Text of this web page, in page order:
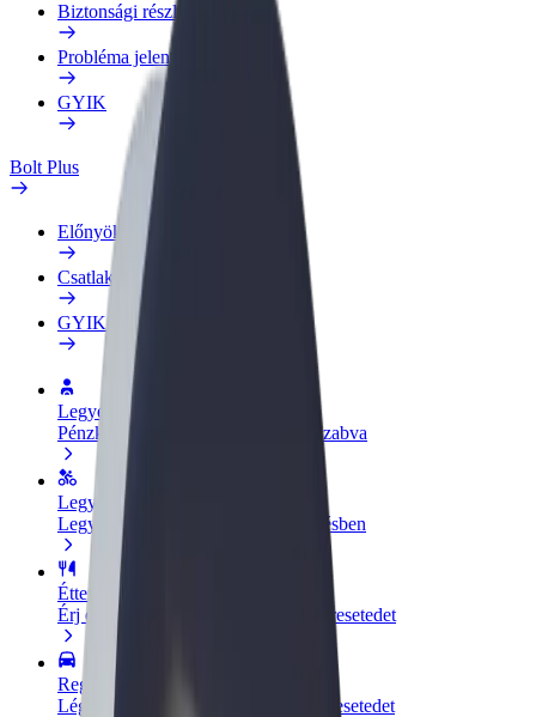
Biztonsági részleg
Probléma jelentése
GYIK
Bolt Plus
Előnyök
Csatlakozás
GYIK
Legyél sofőr
Pénzkereseti lehetőség igényeidre szabva
Legyél futár
Legyél futár és részesülj heti kifizetésben
Étterem vagy üzlet hozzáadása
Érj el több felhasználót és növeld keresetedet
Regisztrálj flottatulajdonosként
Légy Bolt flottapartner és növeld keresetedet